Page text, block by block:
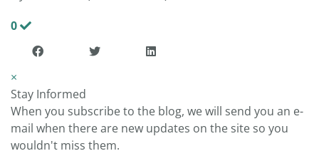
0
×
Stay Informed
When you subscribe to the blog, we will send you an e-
mail when there are new updates on the site so you
wouldn't miss them.